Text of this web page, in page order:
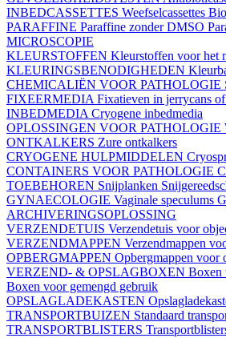
INBEDCASSETTES Weefselcassettes
PARAFFINE Paraffine zonder DMSO
MICROSCOPIE
KLEURSTOFFEN Kleurstoffen voor het
KLEURINGSBENODIGHEDEN
CHEMICALIËN VOOR PATHOLOGIE
FIXEERMEDIA Fixatieven in jerrycans of
INBEDMEDIA Cryogene inbedmedia
OPLOSSINGEN VOOR PATHOLOGIE
ONTKALKERS Zure ontkalkers
CRYOGENE HULPMIDDELEN
CONTAINERS VOOR PATHOLOGIE
TOEBEHOREN Snijplanken
GYNAECOLOGIE Vaginale speculums
ARCHIVERINGSOPLOSSING
VERZENDETUIS Verzendetuis voor
VERZENDMAPPEN Verzendmappen
OPBERGMAPPEN Opbergmappen voor
VERZEND- & OPSLAGBOXEN Boxen
Boxen voor gemengd gebruik
OPSLAGLADEKASTEN
TRANSPORTBUIZEN Standaard
TRANSPORTBLISTERS